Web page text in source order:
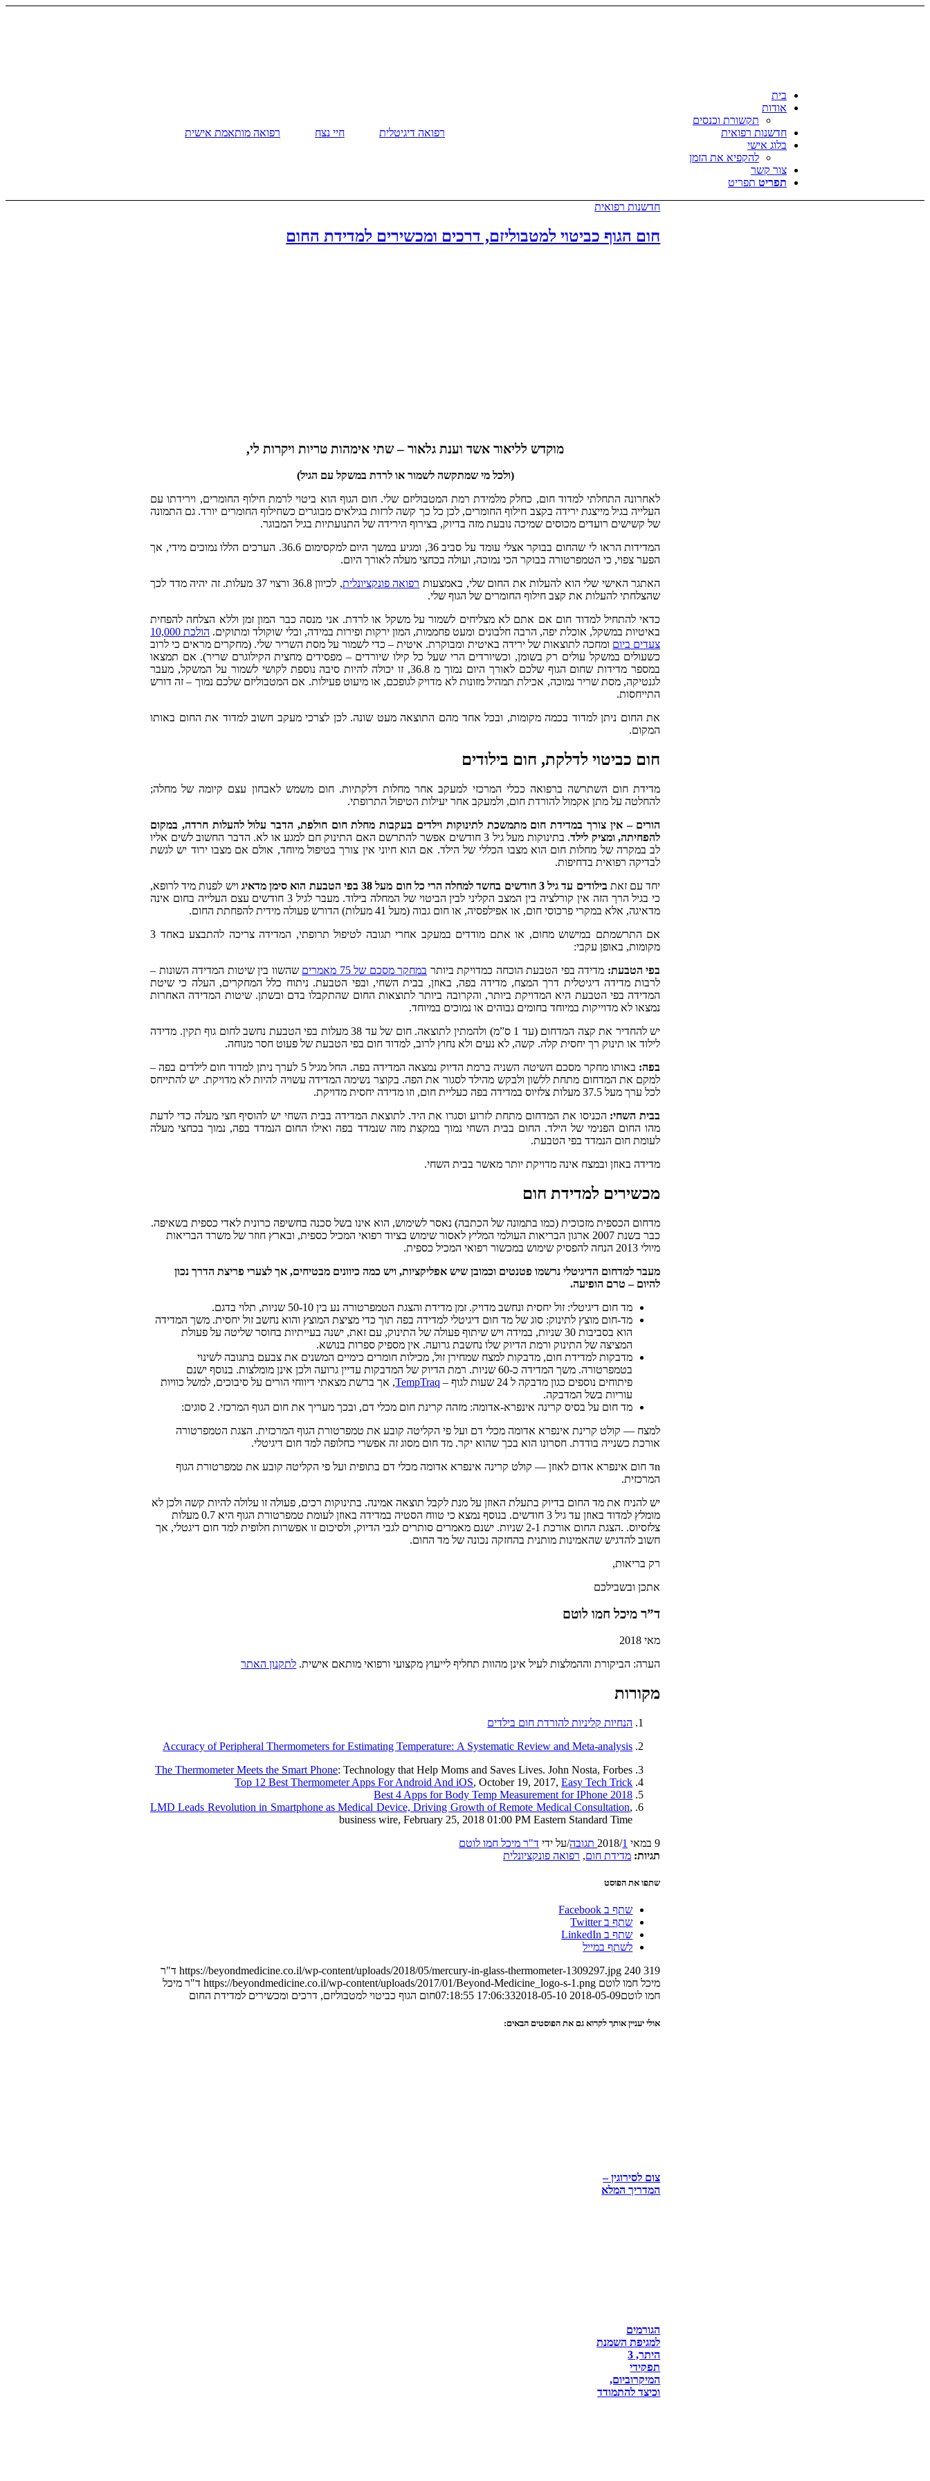
בית
אודות
תקשורת וכנסים
חדשנות רפואית
רפואה מותאמת אישית חיי נצח
רפואה דיגיטלית
בלוג אישי
להקפיא את הזמן
צור קשר
תפריט תפריט
חדשנות רפואית
חום הגוף כביטוי למטבוליזם, דרכים ומכשירים למדידת החום
מוקדש לליאור אשד וענת גלאור – שתי אימהות טריות ויקרות לי,
(ולכל מי שמתקשה לשמור או לרדת במשקל עם הגיל)
לאחרונה התחלתי למדוד חום, כחלק מלמידת רמת המטבוליזם שלי. חום הגוף הוא ביטוי לרמת חילוף החומרים, וירידתו עם
העלייה בגיל מייצגת ירידה בקצב חילוף החומרים, לכן כל כך קשה לרזות בגילאים מבוגרים כשחילוף החומרים יורד. גם התמונה
של קשישים רועדים מכוסים שמיכה נובעת מזה בדיוק, בצירוף הירידה של התנועתיות בגיל המבוגר.
המדידות הראו לי שהחום בבוקר אצלי עומד על סביב 36, ומגיע במשך היום למקסימום 36.6. הערכים הללו נמוכים מידי, אך
הפער צפוי, כי הטמפרטורה בבוקר הכי נמוכה, ועולה בכחצי מעלה לאורך היום.
האתגר האישי שלי הוא להעלות את החום שלי, באמצעות רפואה פונקציונלית
, לכיוון 36.8 ורצוי 37 מעלות. זה יהיה מדד לכך
שהצלחתי להעלות את קצב חילוף החומרים של הגוף שלי.
כדאי להתחיל למדוד חום אם אתם לא מצליחים לשמור על משקל או לרדת. אני מנסה כבר המון זמן וללא הצלחה להפחית
באיטיות במשקל, אוכלת יפה, הרבה חלבונים ומעט פחממות, המון ירקות ופירות במידה, ובלי שוקולד ומתוקים.
הולכת 10,000
צעדים ביום ומחכה לתוצאות של ירידה באיטית ומבוקרת. איטית – כדי לשמור על מסת השריר שלי. (מחקרים מראים כי לרוב
כשעולים במשקל עולים רק בשומן, וכשיורדים הרי שעל כל קילו שיורדים – מפסידים מחצית הקילוגרם שריר). אם תמצאו
במספר מדידות שחום הגוף שלכם לאורך היום נמוך מ 36.8, זו יכולה להיות סיבה נוספת לקושי לשמור על המשקל, מעבר
לגנטיקה, מסת שריר נמוכה, אכילת תמהיל מזונות לא מדויק לגופכם, או מיעוט פעילות. אם המטבוליזם שלכם נמוך – זה דורש
התייחסות.
את החום ניתן למדוד בכמה מקומות, ובכל אחד מהם התוצאה מעט שונה. לכן לצרכי מעקב חשוב למדוד את החום באותו
המקום.
חום כביטוי לדלקת, חום בילודים
מדידת חום השתרשה ברפואה ככלי המרכזי למעקב אחר מחלות דלקתיות. חום משמש לאבחון עצם קיומה של מחלה;
להחלטה על מתן אקמול להורדת חום, ולמעקב אחר יעילות הטיפול התרופתי.
הורים – אין צורך במדידת חום מתמשכת לתינוקות וילדים בעקבות מחלת חום חולפת, הדבר עלול להעלות חרדה, במקום
להפחיתה, ומציק לילד
. בתינוקות מעל גיל 3 חודשים אפשר להתרשם האם התינוק חם למגע או לא. הדבר החשוב לשים אליו
לב במקרה של מחלות חום הוא מצבו הכללי של הילד. אם הוא חיוני אין צורך בטיפול מיוחד, אולם אם מצבו ירוד יש לגשת
לבדיקה רפואית בדחיפות.
יחד עם זאת בילודים עד גיל 3 חודשים בחשד למחלה הרי כל חום מעל 38 בפי הטבעת הוא סימן מדאיג
ויש לפנות מיד לרופא,
כי בגיל הרך הזה אין קורלציה בין המצב הקליני לבין הביטוי של המחלה בילוד. מעבר לגיל 3 חודשים עצם העלייה בחום אינה
מדאיגה, אלא במקרי פרכוסי חום, או אפילפסיה, או חום גבוה (מעל 41 מעלות) הדורש פעולה מידית להפחתת החום.
אם התרשמתם במישוש מחום, או אתם מודדים במעקב אחרי תגובה לטיפול תרופתי, המדידה צריכה להתבצע באחד 3
מקומות, באופן עקבי:
בפי הטבעת: מדידה בפי הטבעת הוכחה כמדויקת ביותר במחקר מסכם של 75 מאמרים
שהשוו בין שיטות המדידה השונות –
לרבות מדידה דיגיטלית דרך המצח, מדידה בפה, באוזן, בבית השחי, ובפי הטבעת. ניתוח כלל המחקרים, העלה כי שיטת
המדידה בפי הטבעת היא המדויקת ביותר, והקרובה ביותר לתוצאות החום שהתקבלו בדם ובשתן. שיטות המדידה האחרות
נמצאו לא מדוייקות במיוחד בחומים גבוהים או נמוכים במיוחד.
יש להחדיר את קצה המדחום (עד 1 ס”מ) ולהמתין לתוצאה. חום של עד 38 מעלות בפי הטבעת נחשב לחום גוף תקין. מדידה
לילוד או תינוק רך יחסית קלה. קשה, לא נעים ולא נחוץ לרוב, למדוד חום בפי הטבעת של פעוט חסר מנוחה.
בפה: באותו מחקר מסכם השיטה השניה ברמת הדיוק נמצאה המדידה בפה.
החל מגיל 5 לערך ניתן למדוד חום לילדים בפה –
למקם את המדחום מתחת ללשון ולבקש מהילד לסגור את הפה. בקוצר נשימה המדידה עשויה להיות לא מדויקת. יש להתייחס
לכל ערך מעל 37.5 מעלות צלזיוס במדידה בפה כעליית חום, וזו מדידה יחסית מדויקת.
בבית השחי: הכניסו את המדחום מתחת לזרוע וסגרו את היד. לתוצאת המדידה בבית השחי יש להוסיף חצי מעלה כדי לדעת
מהו החום הפנימי של הילד. החום בבית השחי נמוך במקצת מזה שנמדד בפה ואילו החום הנמדד בפה, נמוך בכחצי מעלה
לעומת חום הנמדד בפי הטבעת.
מדידה באוזן ובמצח אינה מדויקת יותר מאשר בבית השחי.
מכשירים למדידת חום
מדחום הכספית מזכוכית (כמו בתמונה של הכתבה) נאסר לשימוש, הוא אינו בשל סכנה בחשיפה כרונית לאדי כספית בשאיפה.
כבר בשנת 2007 ארגון הבריאות העולמי המליץ לאסור שימוש בציוד רפואי המכיל כספית, ובארץ חוזר של משרד הבריאות
מיולי 2013 הנחה להפסיק שימוש במכשור רפואי המכיל כספית.
מעבר למדחום הדיגיטלי נרשמו פטנטים וכמובן שיש אפליקציות, ויש כמה כיוונים מבטיחים, אך לצערי פריצת הדרך נכון
להיום – טרם הופיעה.
מד חום דיגיטלי: זול יחסית ונחשב מדויק. זמן מדידת והצגת הטמפרטורה נע בין 50-10 שניות, תלוי בדגם.
מד-חום מוצץ לתינוק: סוג של מד חום דיגיטלי למדידה בפה תוך כדי מציצת המוצץ והוא נחשב זול יחסית. משך המדידה
הוא בסביבות 30 שניות, במידה ויש שיתוף פעולה של התינוק, עם זאת, ישנה בעייתיות בחוסר שליטה על פעולת
המציצה של התינוק ורמת הדיוק שלו נחשבת גרועה. אין מספיק ספרות בנושא.
מדבקות למדידת חום, מדבקות למצח שמחירן זול, מכילות חומרים כימיים המשנים את צבעם בתגובה לשינוי
בטמפרטורה. משך המדידה כ-60 שניות. רמת הדיוק של המדבקות עדיין גרועה ולכן אינן מומלצות. בנוסף ישנם
פיתוחים נוספים כגון מדבקה ל 24 שעות לגוף –
TempTraq, אך ברשת מצאתי דיווחי הורים על סיבוכים, למשל כוויות
עוריות בשל המדבקה.
מד חום על בסיס קרינה אינפרא-אדומה: מזהה קרינת חום מכלי דם, ובכך מעריך את חום הגוף המרכזי. 2 סוגים:
למצח — קולט קרינת אינפרא אדומה מכלי דם ועל פי הקליטה קובע את טמפרטורת הגוף המרכזית. הצגת הטמפרטורה
אורכת כשנייה בודדת. חסרונו הוא בכך שהוא יקר. מד חום מסוג זה אפשרי כחלופה למד חום דיגיטלי.
nד חום אינפרא אדום לאוזן — קולט קרינה אינפרא אדומה מכלי דם בתופית ועל פי הקליטה קובע את טמפרטורת הגוף
המרכזית.
יש להניח את מד החום בדיוק בתעלת האוזן על מנת לקבל תוצאה אמינה. בתינוקות רכים, פעולה זו עלולה להיות קשה ולכן לא
מומלץ למדוד באוזן עד גיל 3 חודשים. בנוסף נמצא כי טווח הסטיה במדידה באוזן לעומת טמפרטורת הגוף היא 0.7 מעלות
צלזסיוס. .הצגת החום אורכת 2-1 שניות. ישנם מאמרים סותרים לגבי הדיוק, ולסיכום זו אפשרות חלופית למד חום דיגטלי, אך
חשוב להדגיש שהאמינות מותנית בהחזקה נכונה של מד החום.
רק בריאות,
אתכן ובשבילכם
ד”ר מיכל חמו לוטם
מאי 2018
הערה: הביקורת וההמלצות לעיל אינן מהוות תחליף לייעוץ מקצועי ורפואי מותאם אישית. לתקנון האתר
מקורות
הנחיות קליניות להורדת חום בילדים
Accuracy of Peripheral Thermometers for Estimating Temperature: A Systematic Review and Meta-analysis
The Thermometer Meets the Smart Phone: Technology that Help Moms and Saves Lives. John Nosta, Forbes
Top 12 Best Thermometer Apps For Android And iOS, October 19, 2017,Easy Tech Trick
Best 4 Apps for Body Temp Measurement for IPhone 2018
LMD Leads Revolution in Smartphone as Medical Device, Driving Growth of Remote Medical Consultation,
business wire, February 25, 2018 01:00 PM Eastern Standard Time
9 במאי 2018
/1 תגובה /על ידי ד"ר מיכל חמו לוטם
תגיות: מדידת חום, רפואה פונקציונלית
שתפו את הפוסט
שתף ב Facebook
שתף ב Twitter
שתף ב LinkedIn
לשתף במייל
https://beyondmedicine.co.il/wp-content/uploads/2018/05/mercury-in-glass-thermometer-1309297.jpg 240 319
ד"ר
מיכל חמו לוטם https://beyondmedicine.co.il/wp-content/uploads/2017/01/Beyond-Medicine_logo-s-1.png ד"ר מיכל
חמו לוטם2018-05-09 17:06:33
2018-05-10 07:18:55 חום הגוף כביטוי למטבוליזם, דרכים ומכשירים למדידת החום
אולי יעניין אותך לקרוא גם את הפוסטים הבאים:
צום לסירוגין –
המדריך המלא
הגורמים
למגיפת השמנת
היתר, 3
תפקידי
המיקרוביום,
וכיצד להתמודד